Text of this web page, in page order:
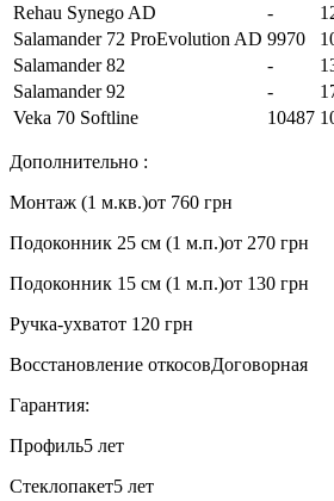
Rehau Synego AD -
Salamander 72 ProEvolution AD 9970
Salamander 82
-
Salamander 92
-
Veka 70 Softline
10487
Дополнительно :
Монтаж (1 м.кв.)от 760 грн
Подоконник 25 см (1 м.п.)от 270 грн
Подоконник 15 см (1 м.п.)от 130 грн
Ручка-ухватот 120 грн
Восстановление откосовДоговорная
Гарантия:
Профиль5 лет
Стеклопакет5 лет